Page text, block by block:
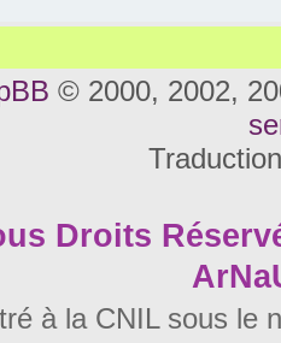
© 2000, 2002,
Droits
à la CNIL sous le